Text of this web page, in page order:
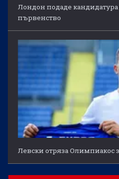
Лондон подаде кандидатура
първенство
Левски отряза Олимпиакос